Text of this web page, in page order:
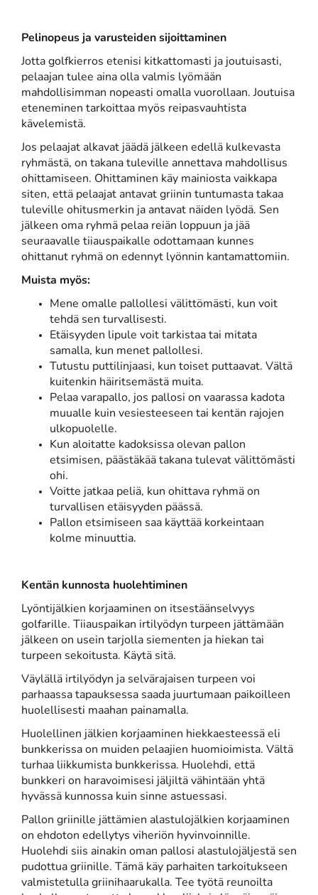
Pelinopeus ja varusteiden sijoittaminen
Jotta golfkierros etenisi kitkattomasti ja joutuisasti,
pelaajan tulee aina olla valmis lyömään
mahdollisimman nopeasti omalla vuorollaan. Joutuisa
eteneminen tarkoittaa myös reipasvauhtista
kävelemistä.
Jos pelaajat alkavat jäädä jälkeen edellä kulkevasta
ryhmästä, on takana tuleville annettava mahdollisus
ohittamiseen. Ohittaminen käy mainiosta vaikkapa
siten, että pelaajat antavat griinin tuntumasta takaa
tuleville ohitusmerkin ja antavat näiden lyödä. Sen
jälkeen oma ryhmä pelaa reiän loppuun ja jää
seuraavalle tiiauspaikalle odottamaan kunnes
ohittanut ryhmä on edennyt lyönnin kantamattomiin.
Muista myös:
Mene omalle pallollesi välittömästi, kun voit
tehdä sen turvallisesti.
Etäisyyden lipule voit tarkistaa tai mitata
samalla, kun menet pallollesi.
Tutustu puttilinjaasi, kun toiset puttaavat. Vältä
kuitenkin häiritsemästä muita.
Pelaa varapallo, jos pallosi on vaarassa kadota
muualle kuin vesiesteeseen tai kentän rajojen
ulkopuolelle.
Kun aloitatte kadoksissa olevan pallon
etsimisen, päästäkää takana tulevat välittömästi
ohi.
Voitte jatkaa peliä, kun ohittava ryhmä on
turvallisen etäisyyden päässä.
Pallon etsimiseen saa käyttää korkeintaan
kolme minuuttia.
Kentän kunnosta huolehtiminen
Lyöntijälkien korjaaminen on itsestäänselvyys
golfarille. Tiiauspaikan irtilyödyn turpeen jättämään
jälkeen on usein tarjolla siementen ja hiekan tai
turpeen sekoitusta. Käytä sitä.
Väylällä irtilyödyn ja selvärajaisen turpeen voi
parhaassa tapauksessa saada juurtumaan paikoilleen
huolellisesti maahan painamalla.
Huolellinen jälkien korjaaminen hiekkaesteessä eli
bunkkerissa on muiden pelaajien huomioimista. Vältä
turhaa liikkumista bunkkerissa. Huolehdi, että
bunkkeri on haravoimisesi jäljiltä vähintään yhtä
hyvässä kunnossa kuin sinne astuessasi.
Pallon griinille jättämien alastulojälkien korjaaminen
on ehdoton edellytys viheriön hyvinvoinnille.
Huolehdi siis ainakin oman pallosi alastulojäljestä sen
pudottua griinille. Tämä käy parhaiten tarkoitukseen
valmistetulla griinihaarukalla. Tee työtä reunoilta